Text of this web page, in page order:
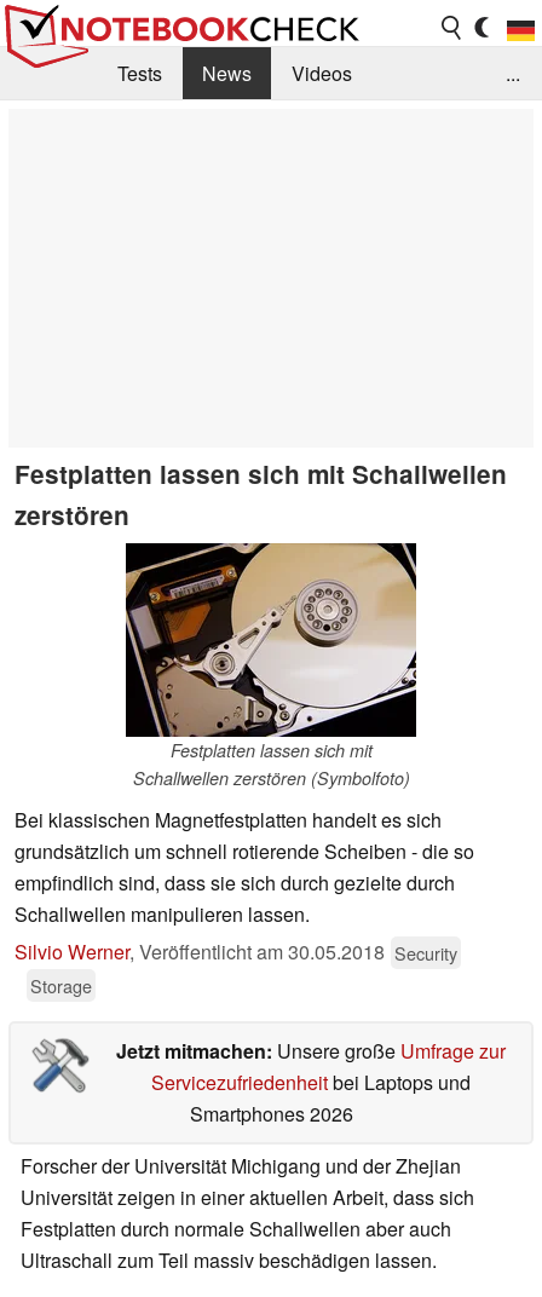
Tests News
Videos
...
Festplatten lassen sich mit Schallwellen
zerstören
Festplatten lassen sich mit
Schallwellen zerstören (Symbolfoto)
Bei klassischen Magnetfestplatten handelt es sich
grundsätzlich um schnell rotierende Scheiben - die so
empfindlich sind, dass sie sich durch gezielte durch
Schallwellen manipulieren lassen.
Silvio Werner, Veröffentlicht am30.05.2018 Security
Storage
Jetzt mitmachen: Unsere große Umfrage zur
Servicezufriedenheitbei Laptops und
Smartphones 2026
Forscher der Universität Michigang und der Zhejian
Universität zeigen in einer aktuellen Arbeit, dass sich
Festplatten durch normale Schallwellen aber auch
Ultraschall zum Teil massiv beschädigen lassen.